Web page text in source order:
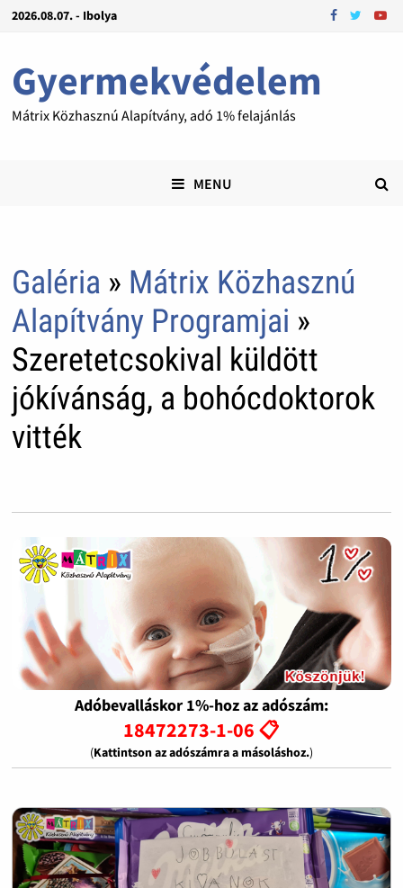
2026.08.07. - Ibolya
Gyermekvédelem
Mátrix Közhasznú Alapítvány, adó 1% felajánlás
MENU
Galéria » Mátrix Közhasznú
Alapítvány Programjai »
Szeretetcsokival küldött
jókívánság, a bohócdoktorok
vitték
Adóbevalláskor 1%-hoz az adószám:
18472273-1-06 📋
(Kattintson az adószámra a másoláshoz.)